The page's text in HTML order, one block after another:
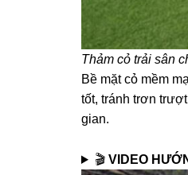
Thảm cỏ trải sân
Bề mặt cỏ mềm
tốt, tránh trơn
gian.
🎬 VIDEO